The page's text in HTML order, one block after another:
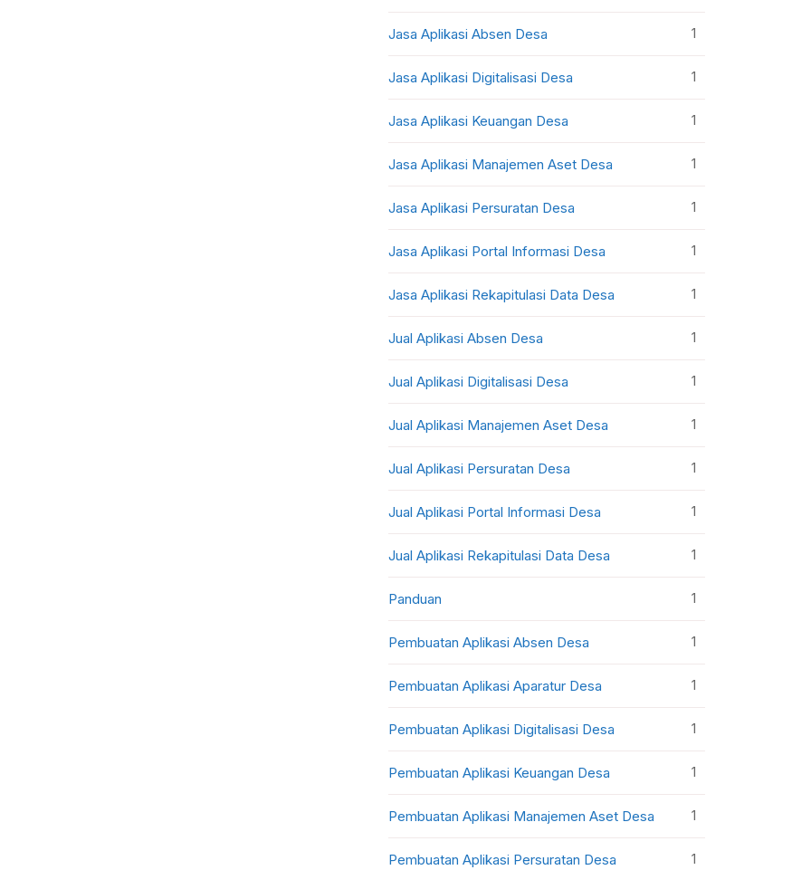
Jasa Aplikasi Absen Desa 1
Jasa Aplikasi Digitalisasi Desa 1
Jasa Aplikasi Keuangan Desa 1
Jasa Aplikasi Manajemen Aset Desa 1
Jasa Aplikasi Persuratan Desa 1
Jasa Aplikasi Portal Informasi Desa 1
Jasa Aplikasi Rekapitulasi Data Desa 1
Jual Aplikasi Absen Desa 1
Jual Aplikasi Digitalisasi Desa 1
Jual Aplikasi Manajemen Aset Desa 1
Jual Aplikasi Persuratan Desa 1
Jual Aplikasi Portal Informasi Desa 1
Jual Aplikasi Rekapitulasi Data Desa 1
Panduan 1
Pembuatan Aplikasi Absen Desa 1
Pembuatan Aplikasi Aparatur Desa 1
Pembuatan Aplikasi Digitalisasi Desa 1
Pembuatan Aplikasi Keuangan Desa 1
Pembuatan Aplikasi Manajemen Aset Desa 1
Pembuatan Aplikasi Persuratan Desa 1